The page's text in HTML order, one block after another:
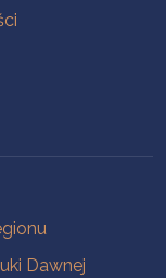
Dawnej